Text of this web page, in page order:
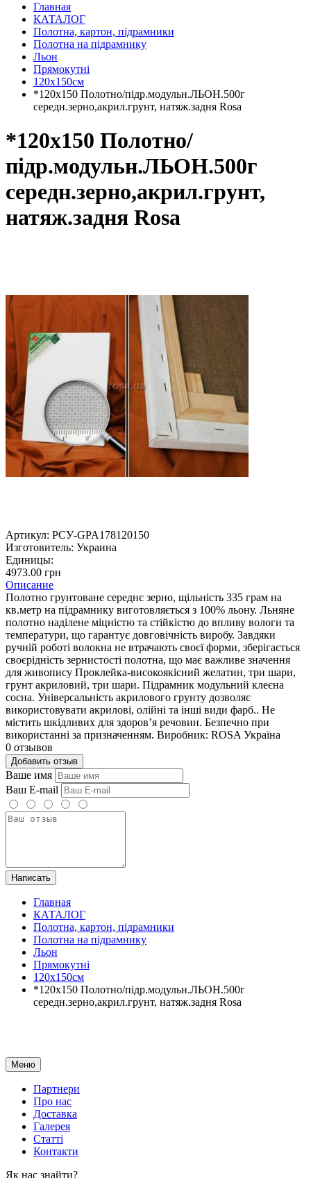
Главная
КАТАЛОГ
Полотна, картон, підрамники
Полотна на підрамнику
Льон
Прямокутні
120х150см
*120х150 Полотно/підр.модульн.ЛЬОН.500г
середн.зерно,акрил.грунт, натяж.задня Rosa
*120х150 Полотно/
підр.модульн.ЛЬОН.500г
середн.зерно,акрил.грунт,
натяж.задня Rosa
Артикул: РСУ-GPA178120150
Изготовитель: Украина
Единицы:
4973.00 грн
Описание
Полотно грунтоване середнє зерно, щільність 335 грам на
кв.метр на підрамнику виготовляється з 100% льону. Льняне
полотно наділене міцністю та стійкістю до впливу вологи та
температури, що гарантує довговічність виробу. Завдяки
ручній роботі волокна не втрачають своєї форми, зберігається
своєрідність зернистості полотна, що має важливе значення
для живопису Проклейка-високоякісний желатин, три шари,
грунт акриловий, три шари. Підрамник модульний клеєна
сосна. Універсальність акрилового грунту дозволяє
використовувати акрилові, олійні та інші види фарб.. Не
містить шкідливих для здоров’я речовин. Безпечно при
використанні за призначенням. Виробник: ROSA Україна
0 отзывов
Добавить отзыв
Ваше имя
Ваш E-mail
Написать
Главная
КАТАЛОГ
Полотна, картон, підрамники
Полотна на підрамнику
Льон
Прямокутні
120х150см
*120х150 Полотно/підр.модульн.ЛЬОН.500г
середн.зерно,акрил.грунт, натяж.задня Rosa
Меню
Партнери
Про нас
Доставка
Галерея
Статтi
Контакти
Як наc знайти?